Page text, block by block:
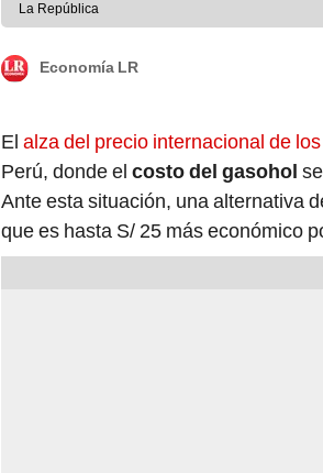
La República
Economía LR
El alza del precio internacional de
Perú, donde el costo del gasohol
Ante esta situación, una alternativa
que es hasta S/ 25 más económico